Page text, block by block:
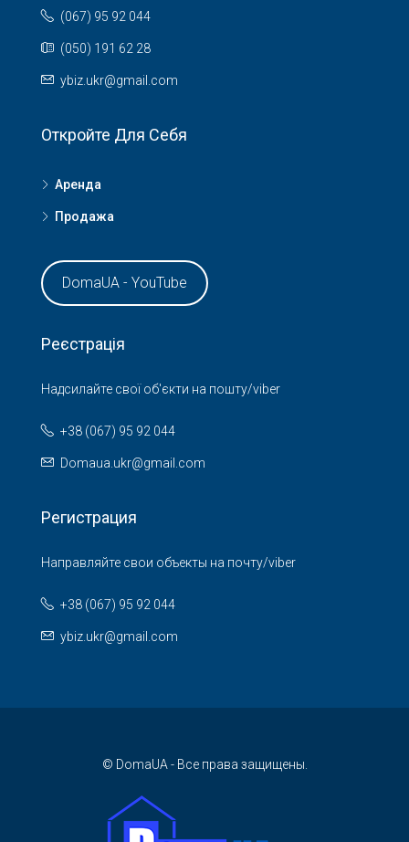
(067) 95 92 044
(050) 191 62 28
ybiz.ukr@gmail.com
Откройте Для Себя
Аренда
Продажа
DomaUA - YouTube
Реєстрація
Надсилайте свої об'єкти на пошту/viber
+38 (067) 95 92 044
Domaua.ukr@gmail.com
Регистрация
Направляйте свои объекты на почту/viber
+38 (067) 95 92 044
ybiz.ukr@gmail.com
© DomaUA - Все права защищены.